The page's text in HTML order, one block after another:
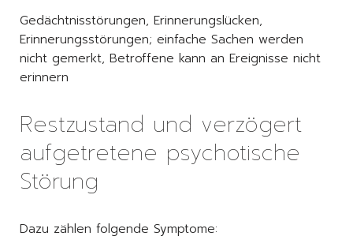
Gedächtnisstörungen, Erinnerungslücken,
Erinnerungsstörungen; einfache Sachen werden
nicht gemerkt, Betroffene kann an Ereignisse nicht
erinnern
Restzustand und verzögert
aufgetretene psychotische
Störung
Dazu zählen folgende Symptome: